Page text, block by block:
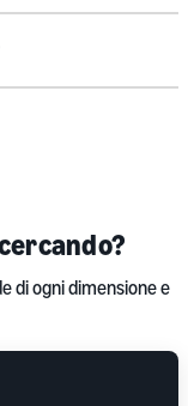
di ogni dimensione e